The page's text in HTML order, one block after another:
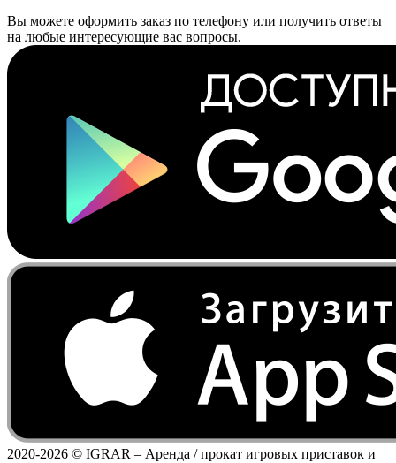
Вы можете оформить заказ по телефону или получить ответы
на любые интересующие вас вопросы.
2020-2026 © IGRAR – Аренда / прокат игровых приставок и